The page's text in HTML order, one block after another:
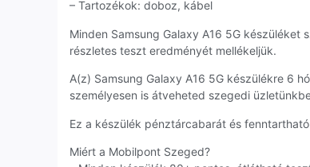
– Tartozékok: doboz, kábel
Minden Samsung Galaxy A16 5G
részletes teszt eredményét mellékeljük.
A(z) Samsung Galaxy A16 5G készülékre 6
személyesen is átveheted szegedi
Ez a készülék pénztárcabarát és
Miért a Mobilpont Szeged?